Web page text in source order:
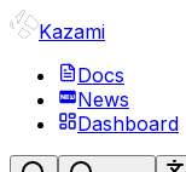
Kazami
Docs
News
Dashboard